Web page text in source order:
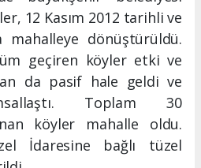
12 Kasım 2012 tarihli ve
mahalleye dönüştürüldü.
geçiren köyler etki ve
da pasif hale geldi ve
Toplam 30
köyler mahalle oldu.
İdaresine bağlı tüzel